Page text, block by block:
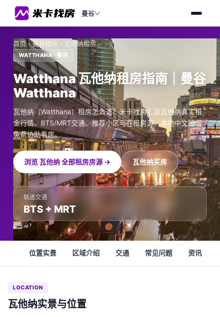
曼谷
首页›曼谷租房 › 瓦他纳租房
WATTHANA · 曼谷
Watthana 瓦他纳租房指南｜曼谷
Watthana
瓦他纳（Watthana）租房怎么选？米卡找房汇总瓦他纳真实租
金行情、BTS/MRT交通、推荐小区与在租房源，本地中文顾问
免费协助看房。
浏览 瓦他纳 全部租房房源 → 瓦他纳买房
轨道交通
BTS + MRT
位置实景 区域介绍 交通 常见问题 资讯
LOCATION
瓦他纳实景与位置